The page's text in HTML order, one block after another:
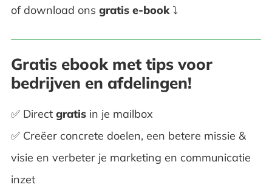
of download ons gratis e-book⤵
Gratis ebook met tips voor
bedrijven en afdelingen!
✅ Direct gratisin je mailbox
✅ Creëer concrete doelen, een betere missie &
visie en verbeter je marketing en communicatie
inzet